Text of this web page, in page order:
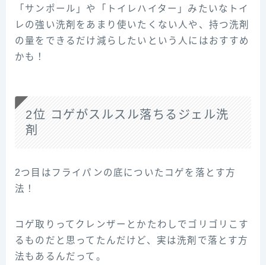
「サンポール」や「トイレハイター」みたいなトイ
レの強い洗剤をあまり使いたくない人や、持つ洗剤
の量をできるだけ減らしたいという人にはおすすめ
かも！
2位 コゲがスルスル落ちるジェル洗
剤
2つ目はフライパンの底についたコゲを落とす方
法！
コゲ取りってクレンザーとかたわしでゴリゴリこす
るものだと思ってたんだけど、実は洗剤で落とす方
法もあるんだって。